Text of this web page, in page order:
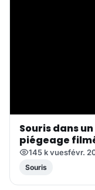
Souris dans
piégeage
145 k vuesfévr.
Souris